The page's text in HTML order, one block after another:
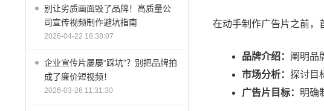
别让劣质画面毁了品牌！高质量公
司宣传视频制作避坑指南
2026-04-22 16:38:07
企业宣传片屡屡“踩坑”？别把品牌拍
成了廉价短视频！
2026-03-26 11:31:30
在动手制作广告片之前，
品牌介绍： 阐明品
市场分析： 探讨目
广告片目标： 明确